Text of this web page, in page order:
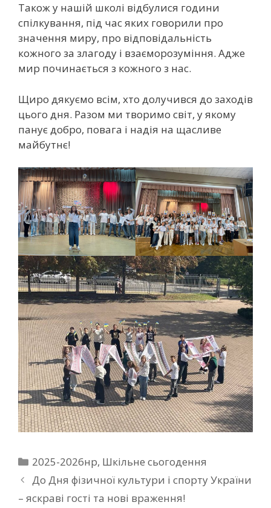
Також у нашій школі відбулися години
спілкування, під час яких говорили про
значення миру, про відповідальність
кожного за злагоду і взаєморозуміння. Адже
мир починається з кожного з нас.
Щиро дякуємо всім, хто долучився до заходів
цього дня. Разом ми творимо світ, у якому
панує добро, повага і надія на щасливе
майбутнє!
2025-2026нр, Шкільне сьогодення
До Дня фізичної культури і спорту України
– яскраві гості та нові враження!